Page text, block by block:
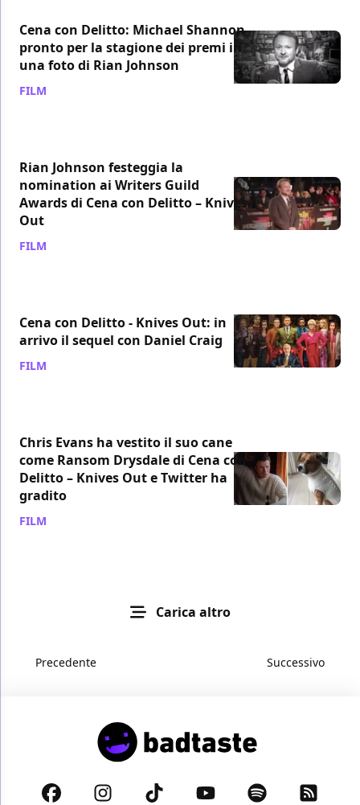
Cena con Delitto: Michael Shannon
pronto per la stagione dei premi in
una foto di Rian Johnson
FILM
Rian Johnson festeggia la
nomination ai Writers Guild
Awards di Cena con Delitto – Knives
Out
FILM
Cena con Delitto - Knives Out: in
arrivo il sequel con Daniel Craig
FILM
Chris Evans ha vestito il suo cane
come Ransom Drysdale di Cena con
Delitto – Knives Out e Twitter ha
gradito
FILM
Carica altro
Precedente Successivo